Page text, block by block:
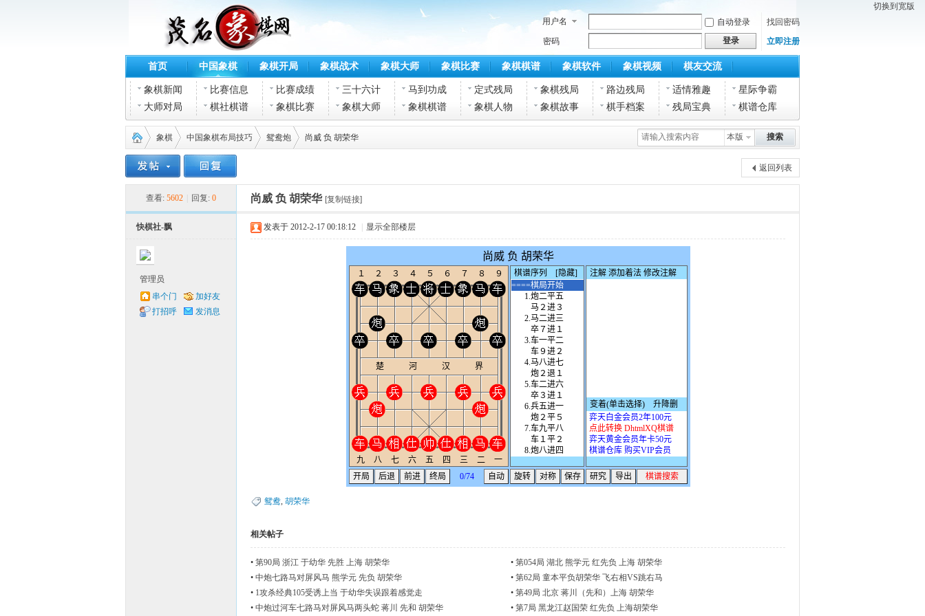
切换到宽版
用户名
自动登录
找回密码
密码
登录 立即注册
首页 中国象棋 象棋开局 象棋战术 象棋大师 象棋比赛 象棋棋谱 象棋软件 象棋视频 棋友交流
象棋新闻 比赛信息 比赛成绩 三十六计 马到功成 定式残局 象棋残局 路边残局 适情雅趣
星际争霸
大师对局
棋社棋谱 象棋比赛 象棋大师 象棋棋谱 象棋人物 象棋故事 棋手档案 残局宝典 棋谱仓库
本版 搜索
象棋
›
中国象棋布局技巧
›
鸳鸯炮
›
尚威 负 胡荣华
返回列表
查看: 5602 回复: 0 尚威 负 胡荣华 [复制链接]
快棋社-飘
管理员
串个门
加好友
打招呼
发消息
发表于 2012-2-17 00:18:12 显示全部楼层
鸳鸯, 胡荣华
相关帖子
• 第90局 浙江 于幼华 先胜 上海 胡荣华 • 第054局 湖北 熊学元 红先负 上海 胡荣华
• 中炮七路马对屏风马 熊学元 先负 胡荣华 • 第62局 童本平负胡荣华 飞右相VS跳右马
• 1攻杀经典105受诱上当 于幼华失误跟着感觉走 • 第49局 北京 蒋川（先和）上海 胡荣华
• 中炮过河车七路马对屏风马两头蛇 蒋川 先和 胡荣华 • 第7局 黑龙江赵国荣 红先负 上海胡荣华